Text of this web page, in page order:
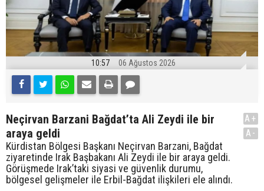
10:57 06 Ağustos 2026
Neçirvan Barzani Bağdat’ta Ali Zeydi ile bir
araya geldi
Kürdistan Bölgesi Başkanı Neçirvan Barzani, Bağdat
ziyaretinde Irak Başbakanı Ali Zeydi ile bir araya geldi.
Görüşmede Irak’taki siyasi ve güvenlik durumu,
bölgesel gelişmeler ile Erbil-Bağdat ilişkileri ele alındı.
A+
A-